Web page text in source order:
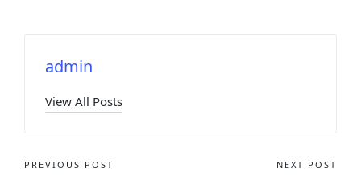
admin
View All Posts
PREVIOUS POST NEXT POST